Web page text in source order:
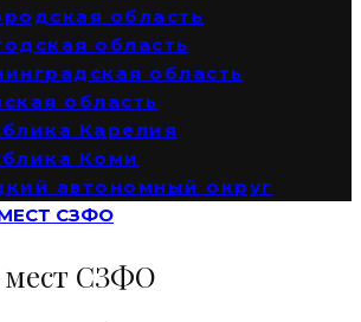
область
область
область
область
Карелия
Коми
автономный округ
СЗФО
мест СЗФО